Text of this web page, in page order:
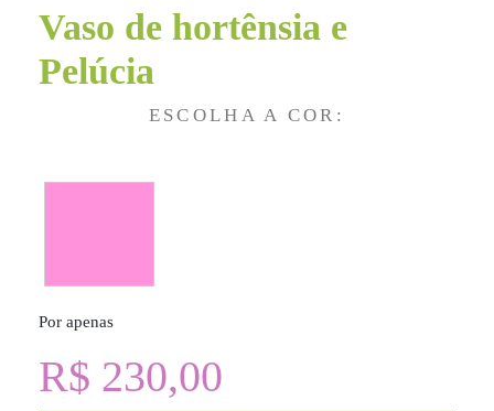
Vaso de hortênsia e
Pelúcia
ESCOLHA A COR:
Por apenas
R$ 230,00